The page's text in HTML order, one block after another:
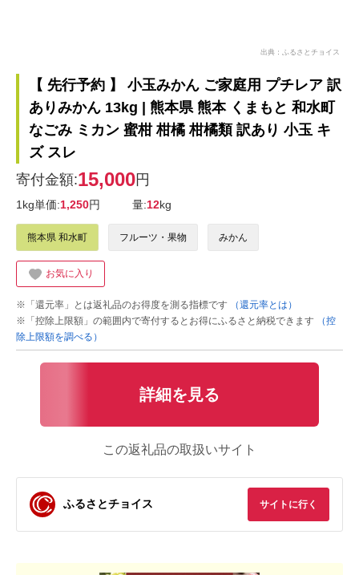
出典：ふるさとチョイス
【 先行予約 】 小玉みかん ご家庭用 プチレア 訳
ありみかん 13kg | 熊本県 熊本 くまもと 和水町
なごみ ミカン 蜜柑 柑橘 柑橘類 訳あり 小玉 キ
ズ スレ
寄付金額:15,000円
1kg単価:1,250円 量:12kg
熊本県 和水町 フルーツ・果物 みかん
お気に入り
※「還元率」とは返礼品のお得度を測る指標です
（還元率とは）
※「控除上限額」の範囲内で寄付するとお得にふるさと納税できます
（控
除上限額を調べる）
詳細を見る
この返礼品の取扱いサイト
ふるさとチョイス サイトに行く